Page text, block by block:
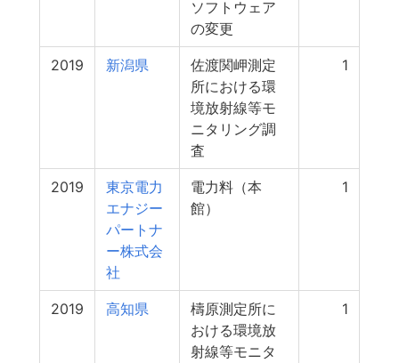
ソフトウェア
の変更
2019 新潟県
佐渡関岬測定
所における環
境放射線等モ
ニタリング調
査
1
2019
東京電力
エナジー
パートナ
ー株式会
社
電力料（本
館）
1
2019 高知県
檮原測定所に
おける環境放
射線等モニタ
1